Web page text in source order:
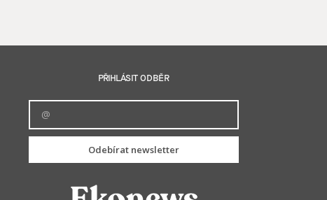
PŘIHLÁSIT ODBĚR
Odebírat newsletter